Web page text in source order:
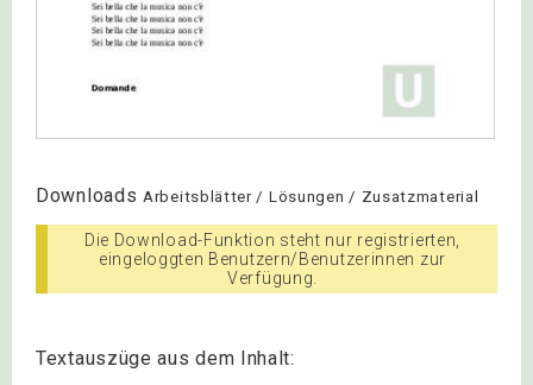
Downloads Arbeitsblätter / Lösungen / Zusatzmaterial
Die Download-Funktion steht nur registrierten,
eingeloggten Benutzern/Benutzerinnen zur
Verfügung.
Textauszüge aus dem Inhalt: